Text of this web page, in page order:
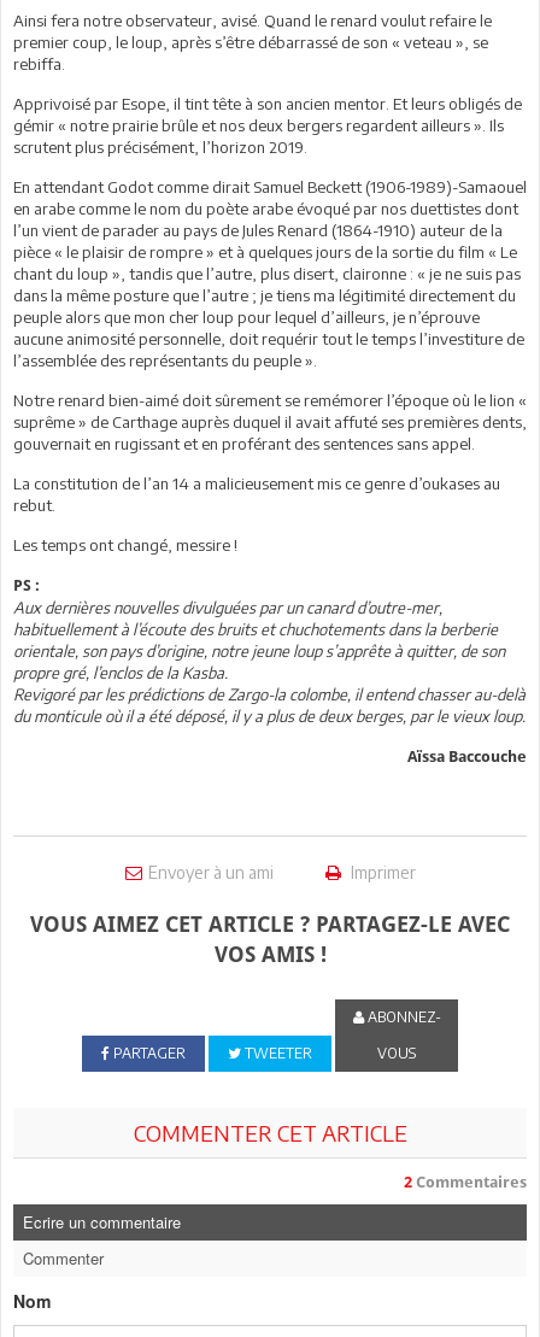
Ainsi fera notre observateur, avisé. Quand le renard voulut refaire le
premier coup, le loup, après s’être débarrassé de son « veteau », se
rebiffa.
Apprivoisé par Esope, il tint tête à son ancien mentor. Et leurs obligés de
gémir « notre prairie brûle et nos deux bergers regardent ailleurs ». Ils
scrutent plus précisément, l’horizon 2019.
En attendant Godot comme dirait Samuel Beckett (1906-1989)-Samaouel
en arabe comme le nom du poète arabe évoqué par nos duettistes dont
l’un vient de parader au pays de Jules Renard (1864-1910) auteur de la
pièce « le plaisir de rompre » et à quelques jours de la sortie du film « Le
chant du loup », tandis que l’autre, plus disert, claironne : « je ne suis pas
dans la même posture que l’autre ; je tiens ma légitimité directement du
peuple alors que mon cher loup pour lequel d’ailleurs, je n’éprouve
aucune animosité personnelle, doit requérir tout le temps l’investiture de
l’assemblée des représentants du peuple ».
Notre renard bien-aimé doit sûrement se remémorer l’époque où le lion «
suprême » de Carthage auprès duquel il avait affuté ses premières dents,
gouvernait en rugissant et en proférant des sentences sans appel.
La constitution de l’an 14 a malicieusement mis ce genre d’oukases au
rebut.
Les temps ont changé, messire !
PS :
Aux dernières nouvelles divulguées par un canard d’outre-mer,
habituellement à l’écoute des bruits et chuchotements dans la berberie
orientale, son pays d’origine, notre jeune loup s’apprête à quitter, de son
propre gré, l’enclos de la Kasba.
Revigoré par les prédictions de Zargo-la colombe, il entend chasser au-delà
du monticule où il a été déposé, il y a plus de deux berges, par le vieux loup.
Aïssa Baccouche
Envoyer à un ami Imprimer
VOUS AIMEZ CET ARTICLE ? PARTAGEZ-LE AVEC
VOS AMIS !
PARTAGER TWEETER
ABONNEZ-
VOUS
COMMENTER CET ARTICLE
2 Commentaires
Ecrire un commentaire
Commenter
Nom